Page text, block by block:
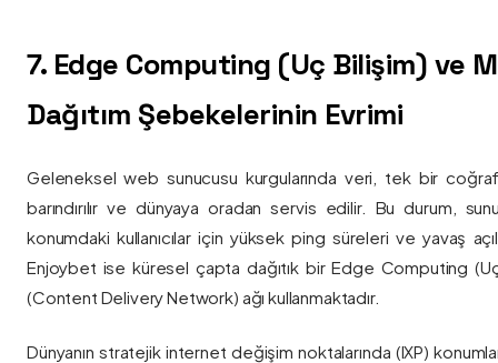
7. Edge Computing (Uç Bilişim) ve
Dağıtım Şebekelerinin Evrimi
Geleneksel web sunucusu kurgularında veri, tek bir
barındırılır ve dünyaya oradan servis edilir. Bu durum,
konumdaki kullanıcılar için yüksek ping süreleri ve yavaş
Enjoybet ise küresel çapta dağıtık bir Edge Computing
(Content Delivery Network) ağı kullanmaktadır.
Dünyanın stratejik internet değişim noktalarında (IXP)